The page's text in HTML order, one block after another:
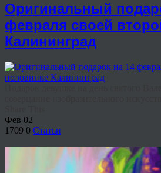
Оригинальный
февраля своей
Калининград
Фев 02
1709 0 Статьи